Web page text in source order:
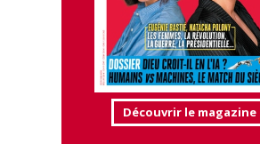
Découvrir le magazine